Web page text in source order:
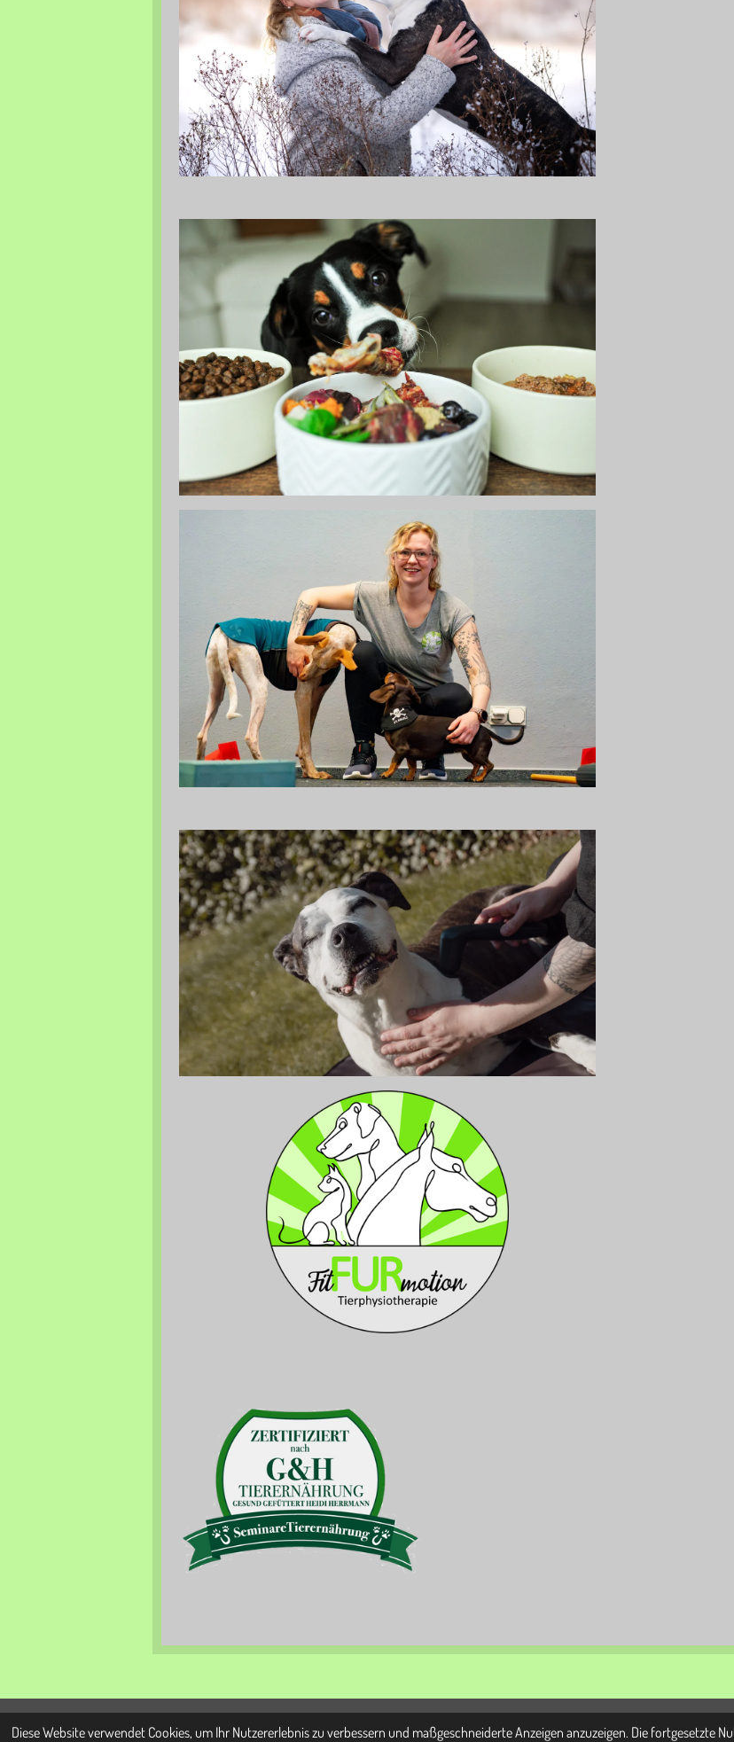
Diese Website verwendet Cookies, um Ihr Nutzererlebnis zu verbessern und maßgeschneiderte Anzeigen anzuzeigen. Die fortgesetzte
© 2022 - 2026 fitFURmotion Tierphysiotherapie - Osteopathie - Traumatherapie - Ernährungsberatung - Allergieberatung Dingstätte 34,